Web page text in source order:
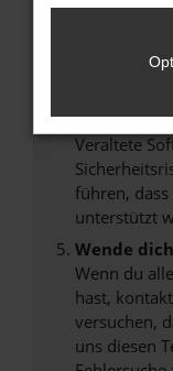
Das kann
Probleme
Stelle
sind.
Veraltete
führen,
unterstützt
Wende
Wenn du
hast,
versuchen,
uns diesen